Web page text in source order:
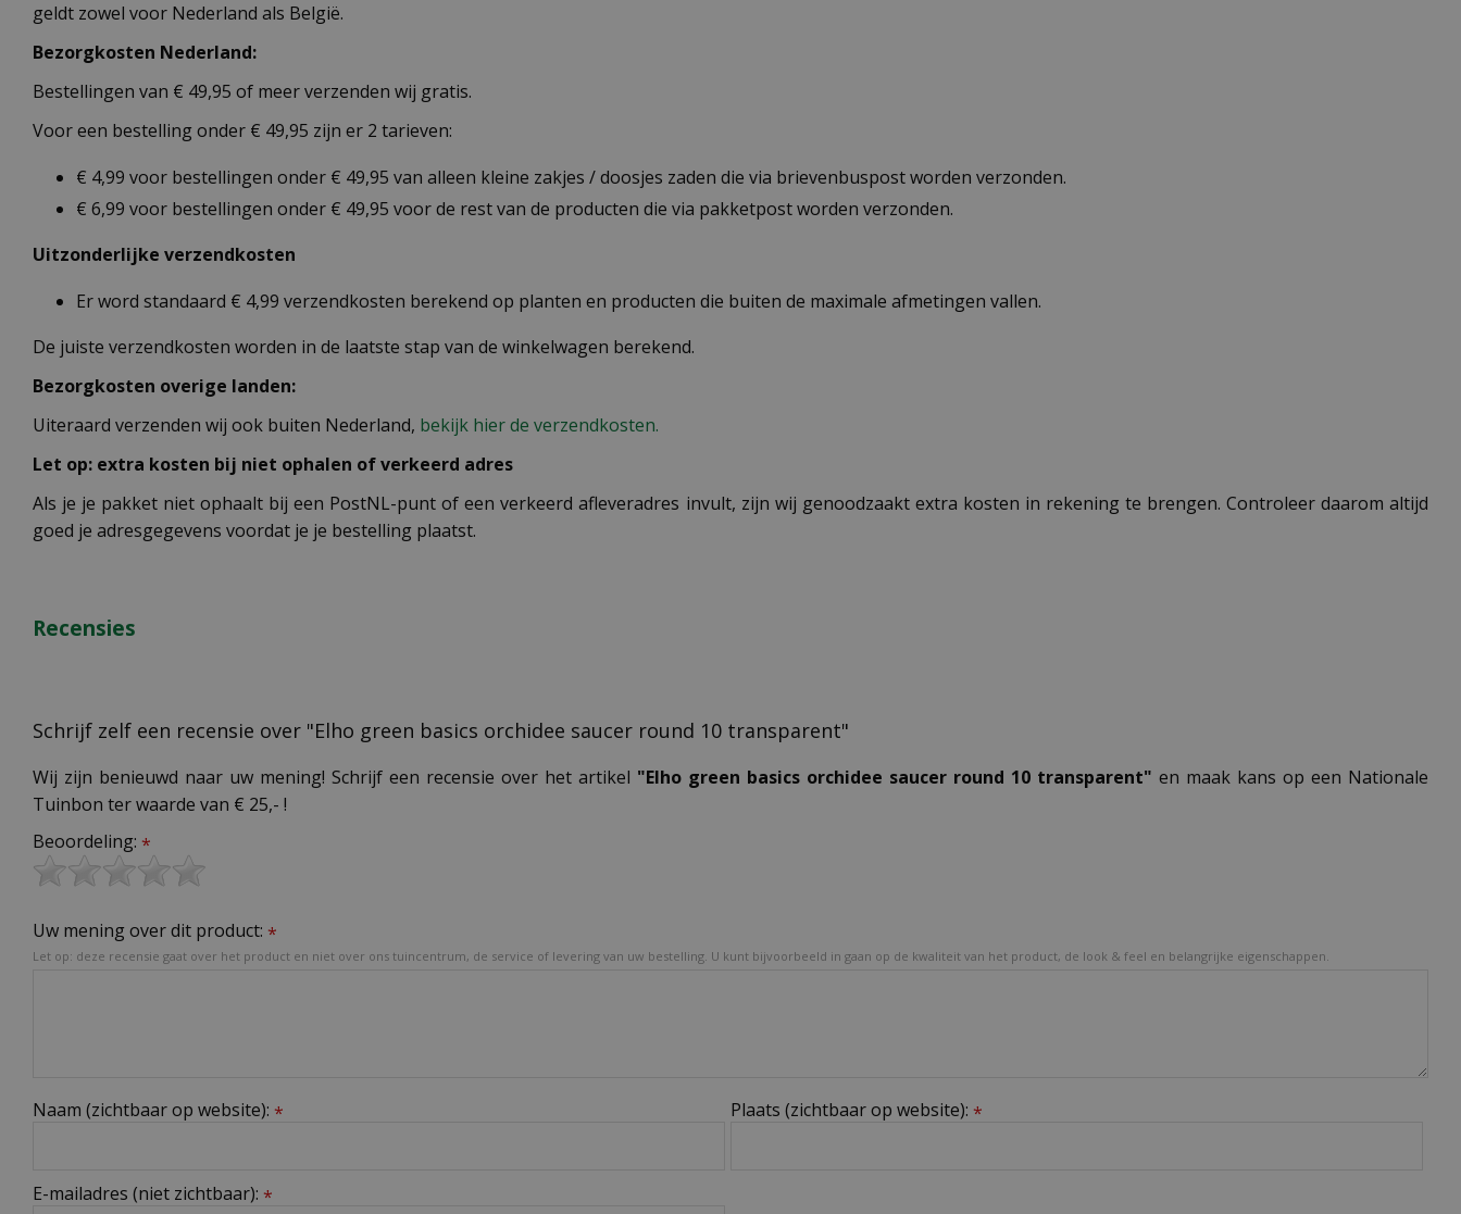
geldt zowel voor Nederland als België.
Bezorgkosten Nederland:
Bestellingen van € 49,95 of meer verzenden wij gratis.
Voor een bestelling onder € 49,95 zijn er 2 tarieven:
€ 4,99 voor bestellingen onder € 49,95 van alleen kleine zakjes / doosjes zaden die via brievenbuspost worden verzonden.
€ 6,99 voor bestellingen onder € 49,95 voor de rest van de producten die via pakketpost worden verzonden.
Uitzonderlijke verzendkosten
Er word standaard € 4,99 verzendkosten berekend op planten en producten die buiten de maximale afmetingen vallen.
De juiste verzendkosten worden in de laatste stap van de winkelwagen berekend.
Bezorgkosten overige landen:
Uiteraard verzenden wij ook buiten Nederland, bekijk hier de verzendkosten.
Let op: extra kosten bij niet ophalen of verkeerd adres
Als je je pakket niet ophaalt bij een PostNL-punt of een verkeerd afleveradres invult, zijn wij genoodzaakt extra kosten in rekening te brengen. Controleer daarom altijd
goed je adresgegevens voordat je je bestelling plaatst.
Recensies
Schrijf zelf een recensie over "Elho green basics orchidee saucer round 10 transparent"
Wij zijn benieuwd naar uw mening! Schrijf een recensie over het artikel "Elho green basics orchidee saucer round 10 transparent" en maak kans op een Nationale
Tuinbon ter waarde van € 25,- !
Beoordeling: *
Uw mening over dit product: *
Let op: deze recensie gaat over het product en niet over ons tuincentrum, de service of levering van uw bestelling. U kunt bijvoorbeeld in gaan op de kwaliteit van het product, de look & feel en belangrijke eigenschappen.
Naam (zichtbaar op website): * Plaats (zichtbaar op website): *
E-mailadres (niet zichtbaar): *